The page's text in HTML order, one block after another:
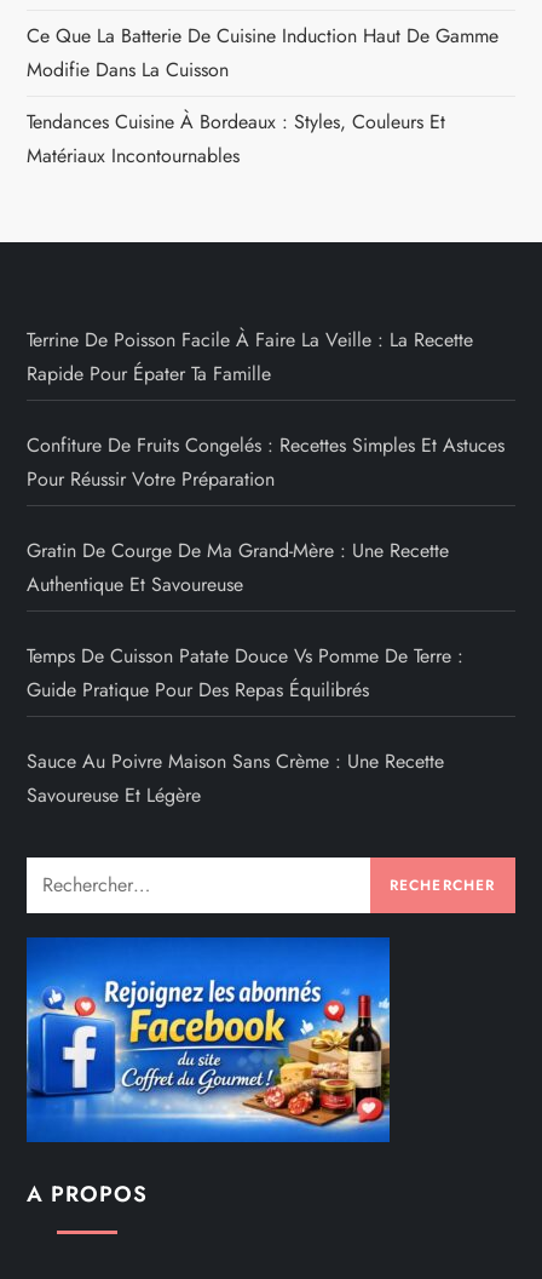
Ce Que La Batterie De Cuisine Induction Haut De Gamme
Modifie Dans La Cuisson
Tendances Cuisine À Bordeaux : Styles, Couleurs Et
Matériaux Incontournables
Terrine De Poisson Facile À Faire La Veille : La Recette
Rapide Pour Épater Ta Famille
Confiture De Fruits Congelés : Recettes Simples Et Astuces
Pour Réussir Votre Préparation
Gratin De Courge De Ma Grand-Mère : Une Recette
Authentique Et Savoureuse
Temps De Cuisson Patate Douce Vs Pomme De Terre :
Guide Pratique Pour Des Repas Équilibrés
Sauce Au Poivre Maison Sans Crème : Une Recette
Savoureuse Et Légère
Rechercher :
A PROPOS